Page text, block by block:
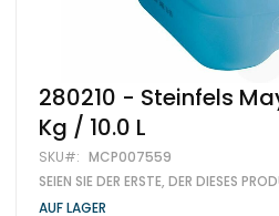
Zum
Anfang
der
Bildgalerie
springen
280210 - Steinfels
Kg / 10.0 L
SKU MCP007559
SEIEN SIE DER ERSTE, DER DIESES
AUF LAGER